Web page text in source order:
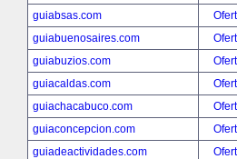
guiabsas.com
guiabuenosaires.com
guiabuzios.com
guiacaldas.com
guiachacabuco.com
guiaconcepcion.com
guiadeactividades.com